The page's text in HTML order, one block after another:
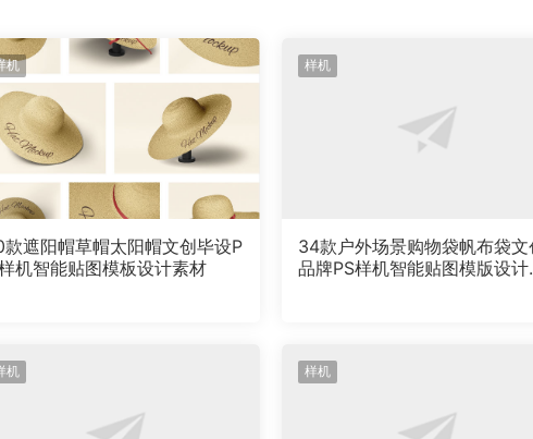
机
款遮阳帽草帽太阳帽文创毕设P
机智能贴图模板设计素材
样机
34款户外场景购物袋帆布袋文
品牌PS样机智能贴图模版设计
机 样机